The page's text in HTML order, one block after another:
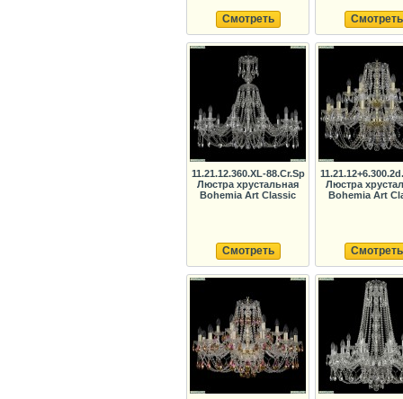
Смотреть Смотреть
11.21.12.360.XL-88.Cr.Sp
Люстра хрустальная
Bohemia Art Classic
Смотреть
Люстра
Bohemia Art
Смотреть